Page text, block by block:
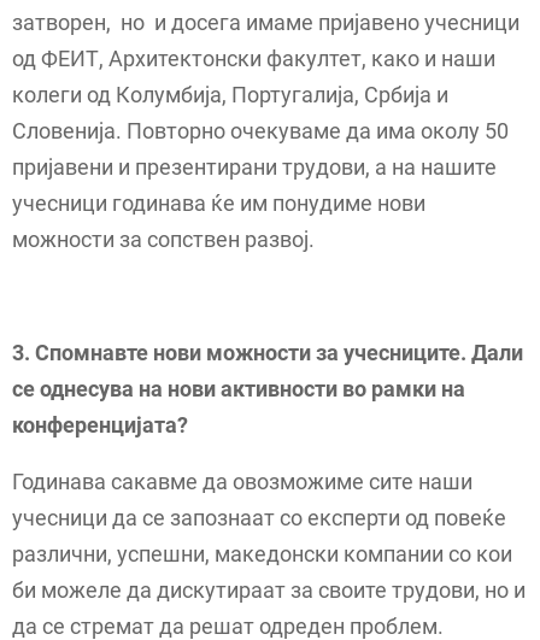
затворен, но и досега имаме пријавено учесници
од ФЕИТ, Архитектонски факултет, како и наши
колеги од Колумбија, Португалија, Србија и
Словенија. Повторно очекуваме да има околу 50
пријавени и презентирани трудови, а на нашите
учесници годинава ќе им понудиме нови
можности за сопствен развој.
3. Спомнавте нови можности за учесниците. Дали
се однесува на нови активности во рамки на
конференцијата?
Годинава сакавме да овозможиме сите наши
учесници да се запознаат со експерти од повеќе
различни, успешни, македонски компании со кои
би можеле да дискутираат за своите трудови, но и
да се стремат да решат одреден проблем.